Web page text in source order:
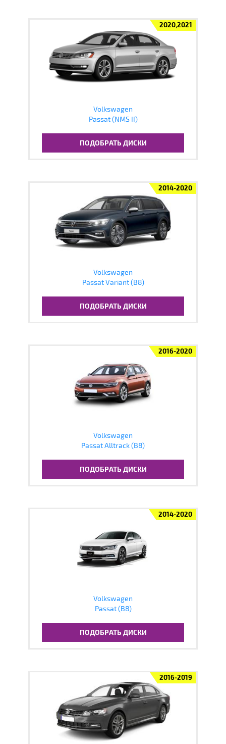
2020,2021
Volkswagen
Passat (NMS II)
ПОДОБРАТЬ ДИСКИ
2014-2020
Volkswagen
Passat Variant (B8)
ПОДОБРАТЬ ДИСКИ
2016-2020
Volkswagen
Passat Alltrack (B8)
ПОДОБРАТЬ ДИСКИ
2014-2020
Volkswagen
Passat (B8)
ПОДОБРАТЬ ДИСКИ
2016-2019